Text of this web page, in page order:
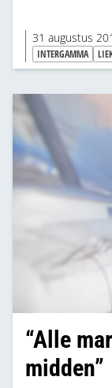
31 augustus
INTERGAMMA
“Alle
midden”